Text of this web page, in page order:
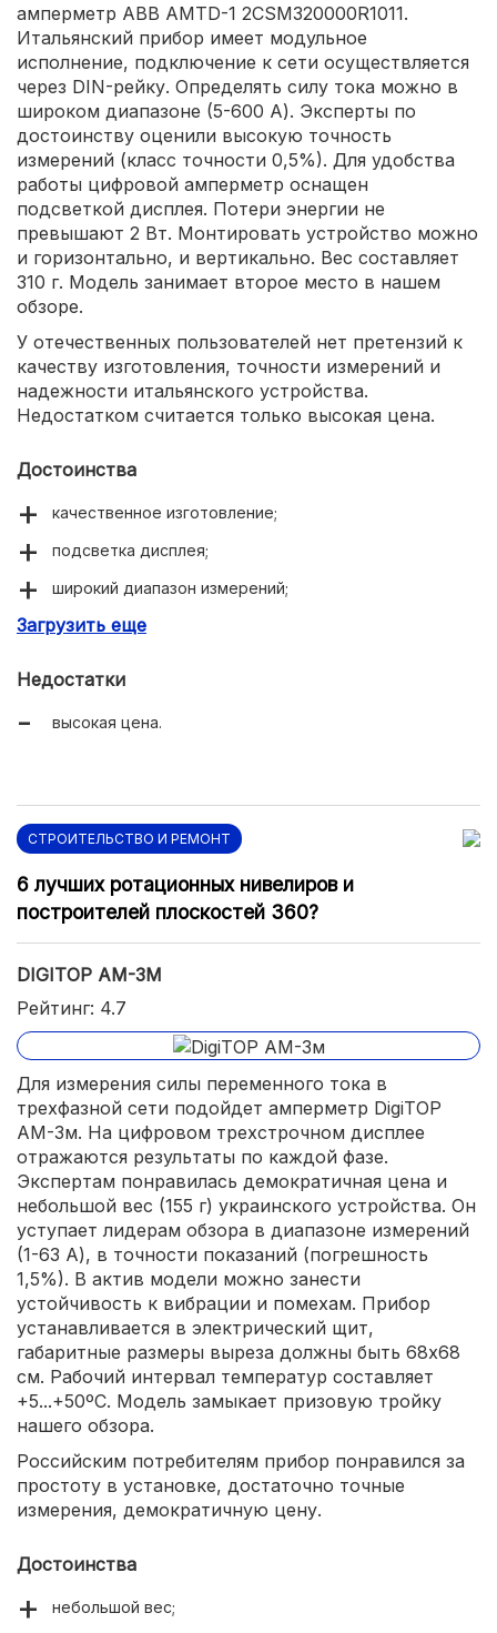
амперметр ABB AMTD-1 2CSM320000R1011.
Итальянский прибор имеет модульное
исполнение, подключение к сети осуществляется
через DIN-рейку. Определять силу тока можно в
широком диапазоне (5-600 А). Эксперты по
достоинству оценили высокую точность
измерений (класс точности 0,5%). Для удобства
работы цифровой амперметр оснащен
подсветкой дисплея. Потери энергии не
превышают 2 Вт. Монтировать устройство можно
и горизонтально, и вертикально. Вес составляет
310 г. Модель занимает второе место в нашем
обзоре.
У отечественных пользователей нет претензий к
качеству изготовления, точности измерений и
надежности итальянского устройства.
Недостатком считается только высокая цена.
Достоинства
качественное изготовление;
подсветка дисплея;
широкий диапазон измерений;
высокая точность.
Загрузить еще
Недостатки
высокая цена.
СТРОИТЕЛЬСТВО И РЕМОНТ
6 лучших ротационных нивелиров и
построителей плоскостей 360?
DIGITOP АМ-3М
Рейтинг: 4.7
Для измерения силы переменного тока в
трехфазной сети подойдет амперметр DigiTOP
АМ-3м. На цифровом трехстрочном дисплее
отражаются результаты по каждой фазе.
Экспертам понравилась демократичная цена и
небольшой вес (155 г) украинского устройства. Он
уступает лидерам обзора в диапазоне измерений
(1-63 А), в точности показаний (погрешность
1,5%). В актив модели можно занести
устойчивость к вибрации и помехам. Прибор
устанавливается в электрический щит,
габаритные размеры выреза должны быть 68х68
см. Рабочий интервал температур составляет
+5...+50ºС. Модель замыкает призовую тройку
нашего обзора.
Российским потребителям прибор понравился за
простоту в установке, достаточно точные
измерения, демократичную цену.
Достоинства
небольшой вес;